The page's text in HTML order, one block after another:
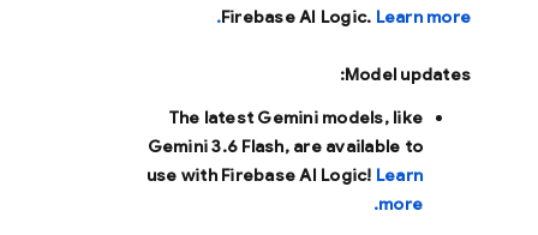
Firebase AI Logic. Learn more.
Model updates:
The latest Gemini models, like
Gemini 3.6 Flash, are available to
use with Firebase AI Logic! Learn
more.